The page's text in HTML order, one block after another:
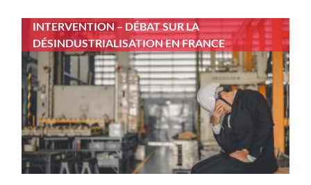
INTERVENTION – DÉBAT SUR LA
DÉSINDUSTRIALISATION EN FRANCE